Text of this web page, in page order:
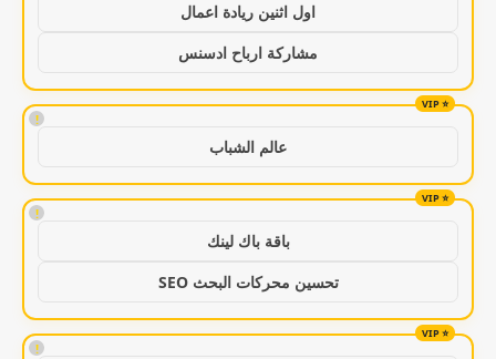
اول اثنين ريادة اعمال
مشاركة ارباح ادسنس
!
عالم الشباب
!
باقة باك لينك
تحسين محركات البحث SEO
!